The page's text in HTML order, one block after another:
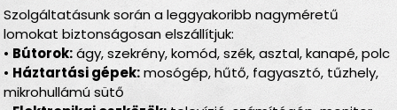
Szolgáltatásunk során a leggyakoribb nagyméretű
lomokat biztonságosan elszállítjuk:
• Bútorok:ágy, szekrény, komód, szék, asztal, kanapé, polc
• Háztartási gépek:mosógép, hűtő, fagyasztó, tűzhely,
mikrohullámú sütő